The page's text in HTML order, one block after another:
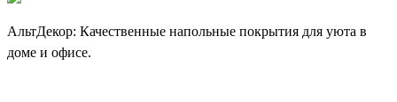
АльтДекор: Качественные напольные покрытия для уюта в
доме и офисе.